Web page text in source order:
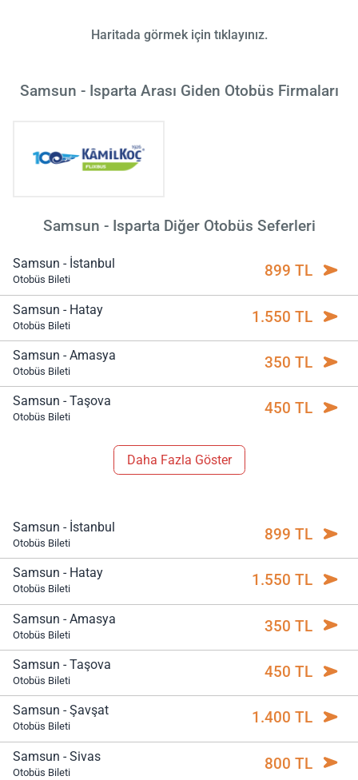
Haritada görmek için tıklayınız.
Samsun - Isparta Arası Giden Otobüs Firmaları
Samsun - Isparta Diğer Otobüs Seferleri
Samsun - İstanbul
Otobüs Bileti 899 TL
Samsun - Hatay
Otobüs Bileti 1.550 TL
Samsun - Amasya
Otobüs Bileti 350 TL
Samsun - Taşova
Otobüs Bileti 450 TL
Daha Fazla Göster
Samsun - İstanbul
Otobüs Bileti 899 TL
Samsun - Hatay
Otobüs Bileti 1.550 TL
Samsun - Amasya
Otobüs Bileti 350 TL
Samsun - Taşova
Otobüs Bileti 450 TL
Samsun - Şavşat
Otobüs Bileti 1.400 TL
Samsun - Sivas
Otobüs Bileti 800 TL